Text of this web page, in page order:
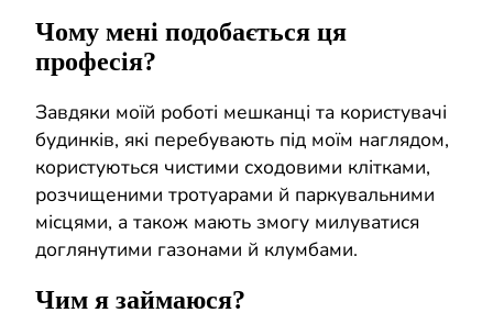
Чому мені подобається ця
професія?
Завдяки моїй роботі мешканці та користувачі
будинків, які перебувають під моїм наглядом,
користуються чистими сходовими клітками,
розчищеними тротуарами й паркувальними
місцями, а також мають змогу милуватися
доглянутими газонами й клумбами.
Чим я займаюся?